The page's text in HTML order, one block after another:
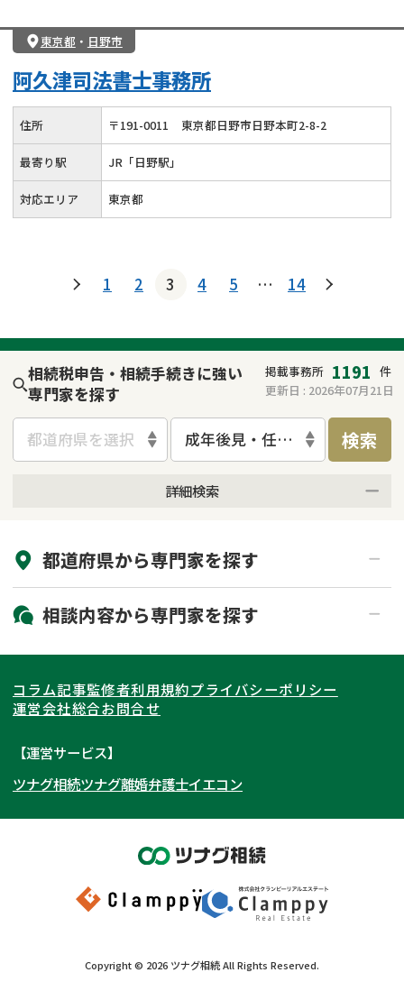
東京都 ・ 日野市
阿久津司法書士事務所
住所 〒191-0011 東京都日野市日野本町2-8-2
最寄り駅 JR「日野駅」
対応エリア 東京都
1 2 3 4 5 … 14
相続税申告・相続手続きに強い
専門家を探す
掲載事務所 1191 件
更新日 : 2026年07月21日
都道府県を選択 成年後見・任意後見 検索
詳細検索
初回相談無料
土日祝の相談可能
都道府県から専門家を探す
北海道・東北
北海道 青森県
岩手県 宮城県
秋田県
福島県
関東
東京都 神奈川県
埼玉県
茨城県 群馬県
東海
愛知県
岐阜県 山梨県
関西
大阪府 京都府
奈良県
和歌山県
北陸・甲信越
石川県
富山県
岡山県
九州・沖縄
相談内容から専門家を探す
相続登記
遺産分割
相続手続き
家族信託
成年後見・任意後見
相続財産調査
不動産評価(相続不動産)
相続トラブル
コラム記事監修者利用規約プライバシーポリシー
運営会社総合お問合せ
【運営サービス】
ツナグ相続ツナグ離婚弁護士イエコン
Copyright © 2026 ツナグ相続All Rights Reserved.